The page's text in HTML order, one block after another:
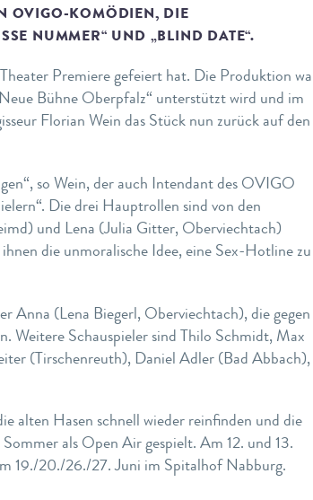
OVIGO-KOMÖDIEN, DIE
NUMMER“ UND „BLIND DATE“.
Premiere gefeiert hat. Die Produktion
Bühne Oberpfalz“ unterstützt wird und im
Florian Wein das Stück nun zurück auf den
so Wein, der auch Intendant des OVIGO
Die drei Hauptrollen sind von den
und Lena (Julia Gitter, Oberviechtach)
die unmoralische Idee, eine Sex-Hotline zu
Anna (Lena Biegerl, Oberviechtach), die gegen
Weitere Schauspieler sind Thilo Schmidt, Max
(Tirschenreuth), Daniel Adler (Bad Abbach),
alten Hasen schnell wieder reinfinden und die
als Open Air gespielt. Am 12. und 13.
19./20./26./27. Juni im Spitalhof Nabburg.